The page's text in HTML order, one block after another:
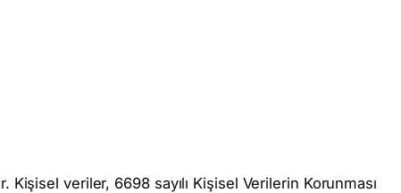
Kişisel veriler, 6698 sayılı Kişisel Verilerin Korunması